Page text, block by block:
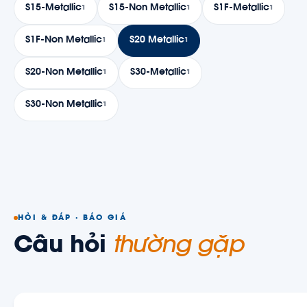
S15-Metallic1 S15-Non Metallic1 S1F-Metallic1
S1F-Non Metallic1 S20 Metallic1
S20-Non Metallic1 S30-Metallic1
S30-Non Metallic1
HỎI & ĐÁP · BÁO GIÁ
Câu hỏi thường gặp